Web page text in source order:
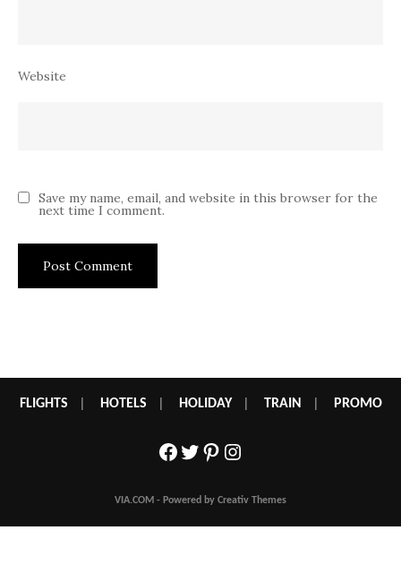
Website
Save my name, email, and website in this browser for the
next time I comment.
FLIGHTS HOTELS HOLIDAY| TRAIN PROMO
Facebook
Twitter
Pinterest
Instagram
VIA.COM - Powered by Creativ Themes